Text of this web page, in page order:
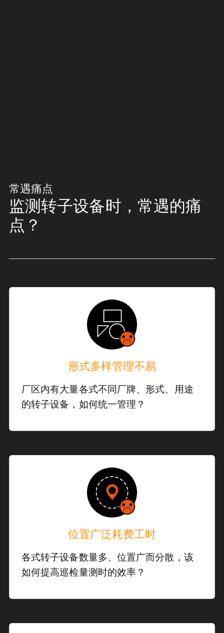
常遇痛点
监测转子设备时，常遇的痛
点？
形式多样管理不易
厂区内有大量各式不同厂牌、形式、用途
的转子设备，如何统一管理？
位置广泛耗费工时
各式转子设备数量多、位置广而分散，该
如何提高巡检量测时的效率？